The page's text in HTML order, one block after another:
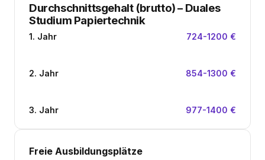
Durchschnittsgehalt (brutto)– Duales
Studium Papiertechnik
1. Jahr 724-1200 €
2. Jahr 854-1300 €
3. Jahr 977-1400 €
Freie Ausbildungsplätze